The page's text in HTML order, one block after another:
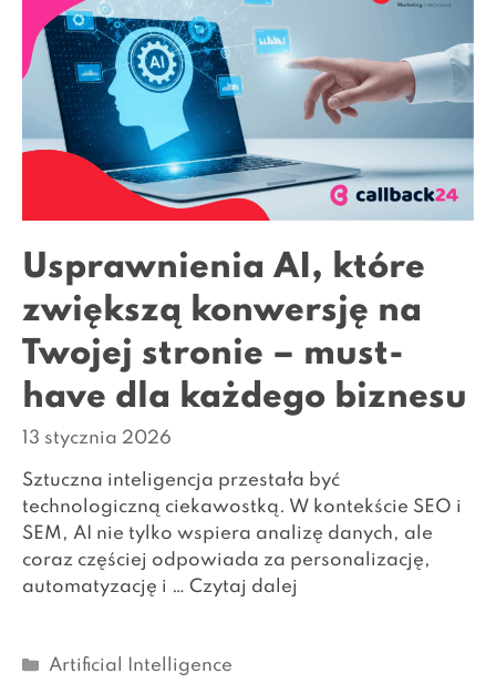
Usprawnienia AI, które
zwiększą konwersję na
Twojej stronie – must-
have dla każdego biznesu
13 stycznia 2026
Sztuczna inteligencja przestała być
technologiczną ciekawostką. W kontekście SEO i
SEM, AI nie tylko wspiera analizę danych, ale
coraz częściej odpowiada za personalizację,
automatyzację i … Czytaj dalej
Kategorie
Artificial Intelligence